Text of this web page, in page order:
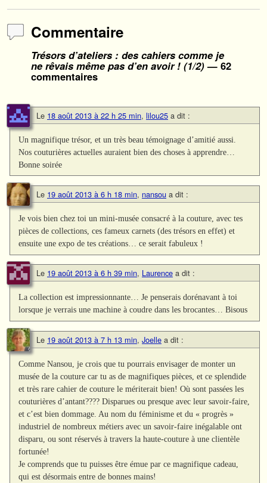
Commentaire
Trésors d’ateliers : des cahiers comme je
ne rêvais même pas d’en avoir ! (1/2)— 62
commentaires
Le 18 août 2013 à 22 h 25 min, lilou25 a dit :
Un magnifique trésor, et un très beau témoignage d’amitié aussi.
Nos couturières actuelles auraient bien des choses à apprendre…
Bonne soirée
Le 19 août 2013 à 6 h 18 min, nansou a dit :
Je vois bien chez toi un mini-musée consacré à la couture, avec tes
pièces de collections, ces fameux carnets (des trésors en effet) et
ensuite une expo de tes créations… ce serait fabuleux !
Le 19 août 2013 à 6 h 39 min, Laurence a dit :
La collection est impressionnante… Je penserais dorénavant à toi
lorsque je verrais une machine à coudre dans les brocantes… Bisous
Le 19 août 2013 à 7 h 13 min, Joelle a dit :
Comme Nansou, je crois que tu pourrais envisager de monter un
musée de la couture car tu as de magnifiques pièces, et ce splendide
et très rare cahier de couture le mériterait bien! Où sont passées les
couturières d’antant???? Disparues ou presque avec leur savoir-faire,
et c’est bien dommage. Au nom du féminisme et du « progrès »
industriel de nombreux métiers avec un savoir-faire inégalable ont
disparu, ou sont réservés à travers la haute-couture à une clientèle
fortunée!
Je comprends que tu puisses être émue par ce magnifique cadeau,
qui est désormais entre de bonnes mains!